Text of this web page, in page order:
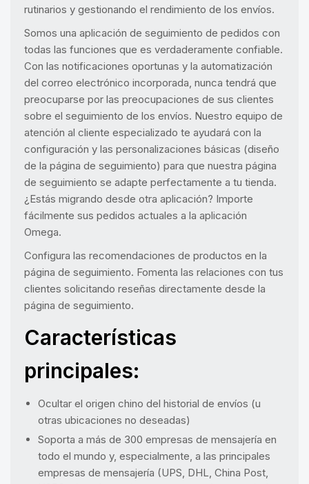
rutinarios y gestionando el rendimiento de los envíos.
Somos una aplicación de seguimiento de pedidos con
todas las funciones que es verdaderamente confiable.
Con las notificaciones oportunas y la automatización
del correo electrónico incorporada, nunca tendrá que
preocuparse por las preocupaciones de sus clientes
sobre el seguimiento de los envíos. Nuestro equipo de
atención al cliente especializado te ayudará con la
configuración y las personalizaciones básicas (diseño
de la página de seguimiento) para que nuestra página
de seguimiento se adapte perfectamente a tu tienda.
¿Estás migrando desde otra aplicación? Importe
fácilmente sus pedidos actuales a la aplicación
Omega.
Configura las recomendaciones de productos en la
página de seguimiento. Fomenta las relaciones con tus
clientes solicitando reseñas directamente desde la
página de seguimiento.
Características
principales:
Ocultar el origen chino del historial de envíos (u
otras ubicaciones no deseadas)
Soporta a más de 300 empresas de mensajería en
todo el mundo y, especialmente, a las principales
empresas de mensajería (UPS, DHL, China Post,